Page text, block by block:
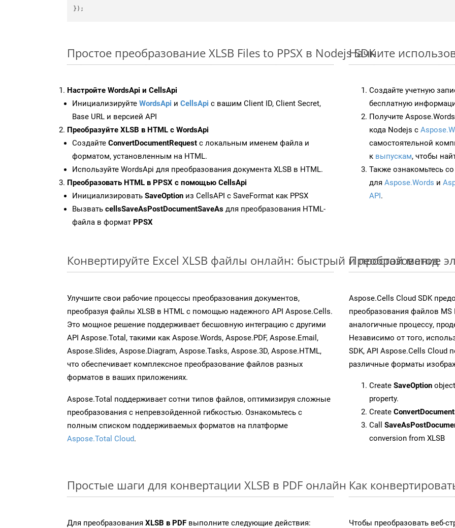
Простое преобразование XLSB Files to PPSX в Nodejs SDK
Настройте WordsApi и CellsApi
Инициализируйте WordsApi и CellsApi с вашим Client ID, Client Secret,
Base URL и версией API
Преобразуйте XLSB в HTML с WordsApi
Создайте ConvertDocumentRequest с локальным именем файла и
форматом, установленным на HTML.
Используйте WordsApi для преобразования документа XLSB в HTML.
Преобразовать HTML в PPSX с помощью CellsApi
Инициализировать SaveOption из CellsAPI с SaveFormat как PPSX
Вызвать cellsSaveAsPostDocumentSaveAs для преобразования HTML-
файла в формат PPSX
Начните
Создайте учетную
бесплатную
Получите
кода Nodejs с
самостоятельной
к выпускам, чтобы
Также ознакомьтесь
для Aspose.Words и
API.
Конвертируйте Excel XLSB файлы онлайн: быстрый и простой метод
Улучшите свои рабочие процессы преобразования документов,
преобразуя файлы XLSB в HTML с помощью надежного API Aspose.Cells.
Это мощное решение поддерживает бесшовную интеграцию с другими
API Aspose.Total, такими как Aspose.Words, Aspose.PDF, Aspose.Email,
Aspose.Slides, Aspose.Diagram, Aspose.Tasks, Aspose.3D, Aspose.HTML,
что обеспечивает комплексное преобразование файлов разных
форматов в ваших приложениях.
Aspose.Total поддерживает сотни типов файлов, оптимизируя сложные
преобразования с непревзойденной гибкостью. Ознакомьтесь с
полным списком поддерживаемых форматов на платформе
Aspose.Total Cloud.
Преобразование
Aspose.Cells Cloud SDK
преобразования файлов
аналогичные процессу,
Независимо от того,
SDK, API Aspose.Cells Cloud
различные форматы
Create SaveOption
property.
Create
Call
conversion from XLSB
Простые шаги для конвертации XLSB в PDF онлайн
Для преобразования XLSB в PDF выполните следующие действия:
Как
Чтобы преобразовать веб-